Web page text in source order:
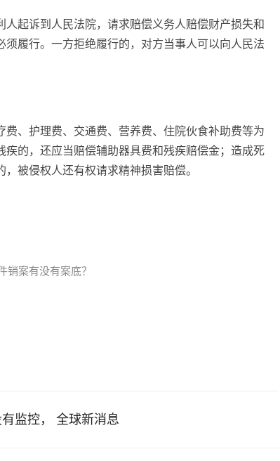
起诉到人民法院，请求赔偿义务人赔偿财产损失和
履行。一方拒绝履行的，对方当事人可以向人民法
、护理费、交通费、营养费、住院伙食补助费等为
的，还应当赔偿辅助器具费和残疾赔偿金；造成死
被侵权人还有权请求精神损害赔偿。
案有没有案底？
监控， 全球新消息